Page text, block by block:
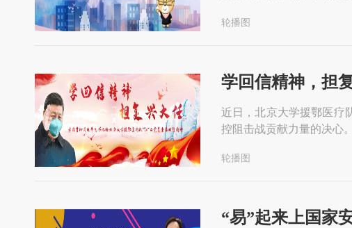
轮播图
学回信精神，担
近日，北京大学援鄂医疗
控阻击战贡献力量的决心。
轮播图
“易”起来上国家